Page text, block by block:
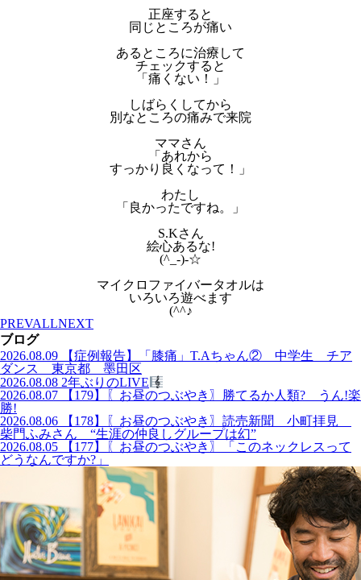
正座すると
同じところが痛い
あるところに治療して
チェックすると
「痛くない！」
しばらくしてから
別なところの痛みで来院
ママさん
「あれから
すっかり良くなって！」
わたし
「良かったですね。」
S.Kさん
絵心あるな!
(^_-)-☆
マイクロファイバータオルは
いろいろ遊べます
(^^♪
PREVALLNEXT
ブログ
2026.08.09
【症例報告】「膝痛」T.Aちゃん② 中学生 チア
ダンス 東京都 墨田区
2026.08.08 2年ぶりのLIVE
2026.08.07
【179】〖お昼のつぶやき〗勝てるか人類? うん!楽
勝!
2026.08.06
【178】〖お昼のつぶやき〗読売新聞 小町拝見
柴門ふみさん “生涯の仲良しグループは幻”
2026.08.05
【177】〖お昼のつぶやき〗「このネックレスって
どうなんですか?」